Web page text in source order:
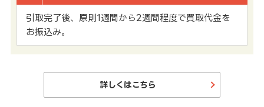
引取完了後、原則1週間から2週間程度で買取代金を
お振込み。
詳しくはこちら